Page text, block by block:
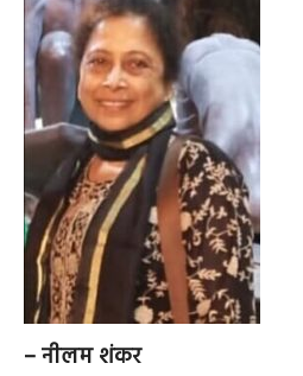
– नीलम शंकर